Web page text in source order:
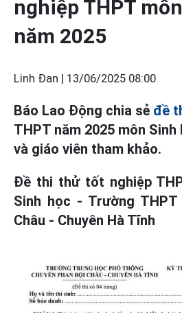
nghiệp THPT
năm 2025
Linh Đan | 13/06/2025 08:00
Báo Lao Động chia sẻ đề
THPT năm 2025 môn
và giáo viên tham khảo.
Đề thi thử tốt nghiệp
Sinh học - Trường THPT
Châu - Chuyên Hà Tĩnh